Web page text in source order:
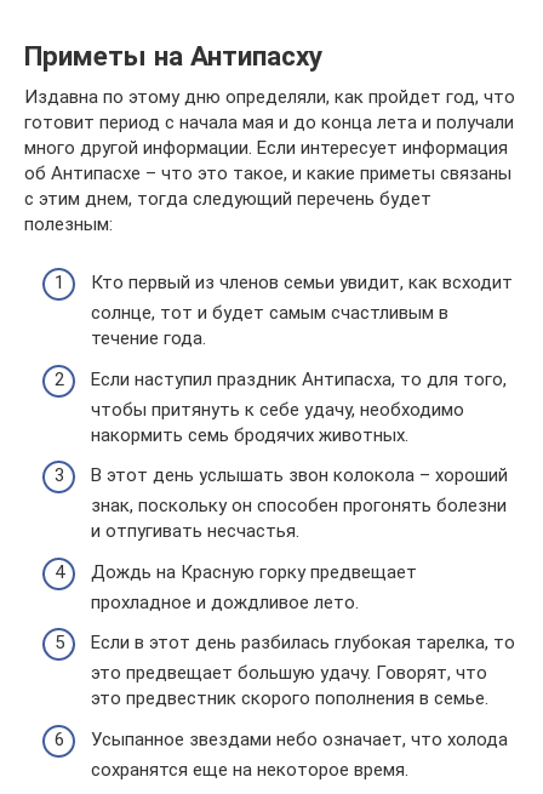
Приметы на Антипасху
Издавна по этому дню определяли, как пройдет год, что
готовит период с начала мая и до конца лета и получали
много другой информации. Если интересует информация
об Антипасхе – что это такое, и какие приметы связаны
с этим днем, тогда следующий перечень будет
полезным:
Кто первый из членов семьи увидит, как всходит
солнце, тот и будет самым счастливым в
течение года.
Если наступил праздник Антипасха, то для того,
чтобы притянуть к себе удачу, необходимо
накормить семь бродячих животных.
В этот день услышать звон колокола – хороший
знак, поскольку он способен прогонять болезни
и отпугивать несчастья.
Дождь на Красную горку предвещает
прохладное и дождливое лето.
Если в этот день разбилась глубокая тарелка, то
это предвещает большую удачу. Говорят, что
это предвестник скорого пополнения в семье.
Усыпанное звездами небо означает, что холода
сохранятся еще на некоторое время.